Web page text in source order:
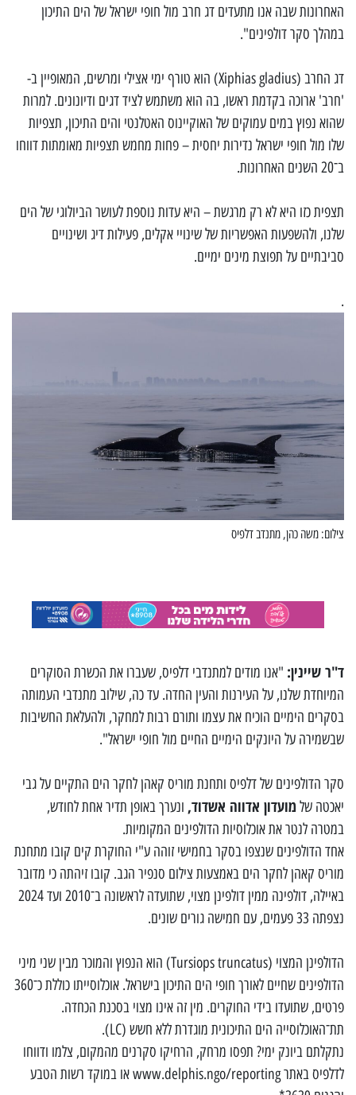
האחרונות שבה אנו מתעדים דג חרב מול חופי ישראל של הים התיכון
במהלך סקר דולפינים".
דג החרב (Xiphias gladius) הוא טורף ימי אצילי ומרשים, המאופיין ב-
'חרב' ארוכה בקדמת ראשו, בה הוא משתמש לציד דגים ודיונונים. למרות
שהוא נפוץ במים עמוקים של האוקיינוס האטלנטי והים התיכון, תצפיות
שלו מול חופי ישראל נדירות יחסית – פחות מחמש תצפיות מאומתות דווחו
ב־20 השנים האחרונות.
תצפית כזו היא לא רק מרגשת – היא עדות נוספת לעושר הביולוגי של הים
שלנו, ולהשפעות האפשריות של שינויי אקלים, פעילות דיג ושינויים
סביבתיים על תפוצת מינים ימיים.
.
צילום: משה כהן, מתנדב דלפיס
ד"ר שיינין: "אנו מודים למתנדבי דלפיס, שעברו את הכשרת הסוקרים
המיוחדת שלנו, על העירנות והעין החדה. עד כה, שילוב מתנדבי העמותה
בסקרים הימיים הוכיח את עצמו ותורם רבות למחקר, ולהעלאת החשיבות
שבשמירה על היונקים הימיים החיים מול חופי ישראל".
סקר הדולפינים של דלפיס ותחנת מוריס קאהן לחקר הים התקיים על גבי
יאכטה של מועדון אדווה אשדוד, ונערך באופן תדיר אחת לחודש,
במטרה לנטר את אוכלוסיות הדולפינים המקומיות.
אחד הדולפינים שנצפו בסקר בחמישי זוהה ע"י החוקרת קים קובו מתחנת
מוריס קאהן לחקר הים באמצעות צילום סנפיר הגב. קובו זיהתה כי מדובר
באיילה, דולפינה ממין דולפינן מצוי, שתועדה לראשונה ב־2010 ועד 2024
נצפתה 33 פעמים, עם חמישה גורים שונים.
הדולפינן המצוי (Tursiops truncatus) הוא הנפוץ והמוכר מבין שני מיני
הדולפינים שחיים לאורך חופי הים התיכון בישראל. אוכלוסייתו כוללת כ־360
פרטים, שתועדו בידי החוקרים. מין זה אינו מצוי בסכנת הכחדה.
תת־האוכלוסייה הים התיכונית מוגדרת ללא חשש (LC).
נתקלתם ביונק ימי? תפסו מרחק, הרחיקו סקרנים מהמקום, צלמו ודווחו
לדלפיס באתר www.delphis.ngo/reporting או במוקד רשות הטבע